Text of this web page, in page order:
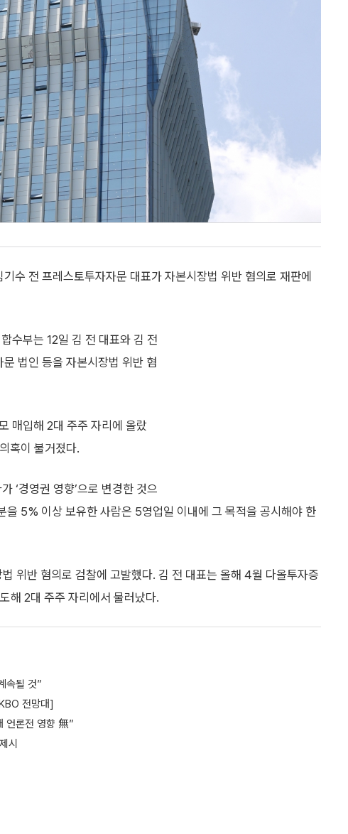
수 전 프레스토투자자문 대표가 자본시장법 위반 혐의로 재판에
수부는 12일 김 전 대표와 김 전
법인 등을 자본시장법 위반 혐
매입해 2대 주주 자리에 올랐
혹이 불거졌다.
‘경영권 영향’으로 변경한 것으
을 5% 이상 보유한 사람은 5영업일 이내에 그 목적을 공시해야 한
위반 혐의로 검찰에 고발했다. 김 전 대표는 올해 4월 다올투자증
2대 주주 자리에서 물러났다.
속될 것”
전망대]
언론전 영향 無”
시